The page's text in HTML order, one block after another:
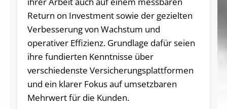
Return on Investment sowie der gezielten
Verbesserung von Wachstum und
operativer Effizienz. Grundlage dafür seien
ihre fundierten Kenntnisse über
verschiedenste Versicherungsplattformen
und ein klarer Fokus auf umsetzbaren
Mehrwert für die Kunden.